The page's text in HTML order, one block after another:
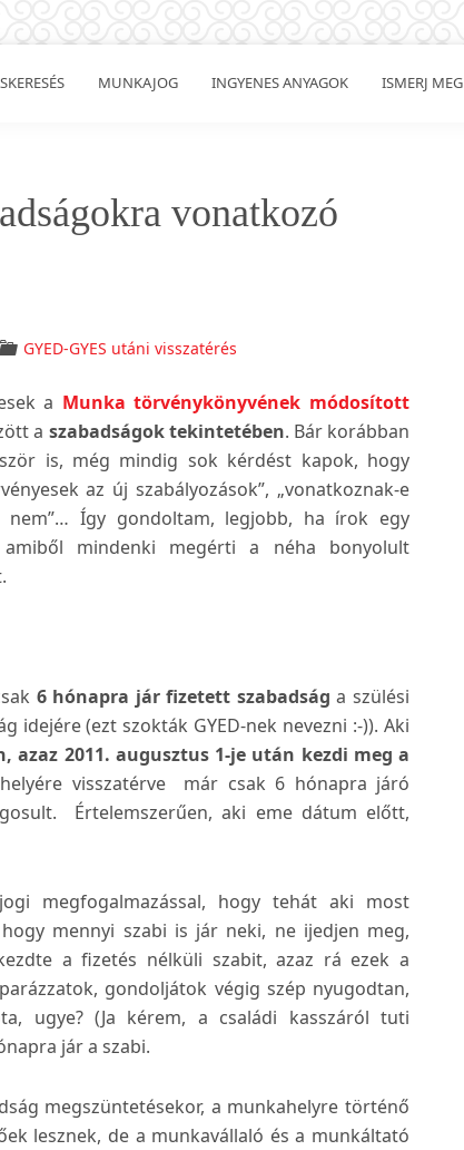
MUNKAJOG INGYENES ANYAGOK ISMERJ MEG
vonatkozó
GYED-GYES utáni visszatérés
a Munka törvénykönyvének módosított
a szabadságok tekintetében. Bár korábban
is, még mindig sok kérdést kapok, hogy
az új szabályozások”, „vonatkoznak-e
Így gondoltam, legjobb, ha írok egy
amiből mindenki megérti a néha bonyolult
6 hónapra jár fizetett szabadsága szülési
idejére (ezt szokták GYED-nek nevezni :-)). Aki
azaz 2011. augusztus 1-je után kezdi meg a
visszatérve már csak 6 hónapra járó
Értelemszerűen, aki eme dátum előtt,
megfogalmazással, hogy tehát aki most
mennyi szabi is jár neki, ne ijedjen meg,
a fizetés nélküli szabit, azaz rá ezek a
gondoljátok végig szép nyugodtan,
ugye? (Ja kérem, a családi kasszáról tuti
jár a szabi.
megszüntetésekor, a munkahelyre történő
lesznek, de a munkavállaló és a munkáltató